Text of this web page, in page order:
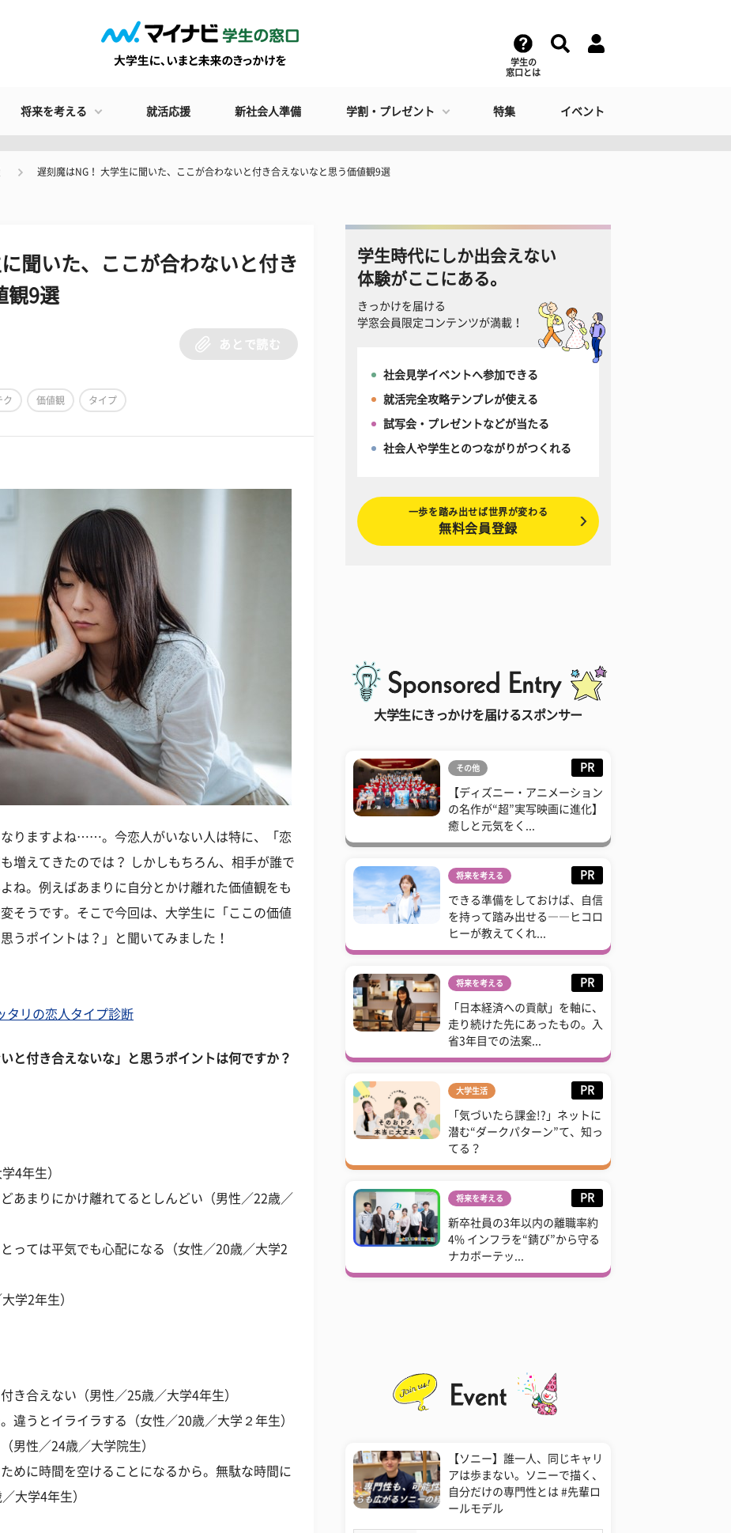
学生の
窓口とは
将来を考える 就活応援 新社会人準備 学割・プレゼント 特集 イベント
遅刻魔はNG！ 大学生に聞いた、ここが合わないと付き合えないなと思う価値観9選
聞いた、ここが合わないと付き
観9選
あとで読む
ク 価値観 タイプ
りますよね……。今恋人がいない人は特に、「恋
増えてきたのでは？ しかしもちろん、相手が誰で
ね。例えばあまりに自分とかけ離れた価値観をも
そうです。そこで今回は、大学生に「ここの価値
うポイントは？」と聞いてみました！
タリの恋人タイプ診断
と付き合えないな」と思うポイントは何ですか？
4年生）
あまりにかけ離れてるとしんどい（男性／22歳／
っては平気でも心配になる（女性／20歳／大学2
学2年生）
き合えない（男性／25歳／大学4年生）
違うとイライラする（女性／20歳／大学２年生）
男性／24歳／大学院生）
めに時間を空けることになるから。無駄な時間に
大学4年生）
学生時代にしか出会えない
体験がここにある。
きっかけを届ける
学窓会員限定コンテンツが満載！
社会見学イベントへ参加できる
就活完全攻略テンプレが使える
試写会・プレゼントなどが当たる
社会人や学生とのつながりがつくれる
一歩を踏み出せば世界が変わる
無料会員登録
大学生にきっかけを届けるスポンサー
その他 PR
【ディズニー・アニメーション
の名作が“超”実写映画に進化】
癒しと元気をく...
将来を考える PR
できる準備をしておけば、自信
を持って踏み出せる――ヒコロ
ヒーが教えてくれ...
将来を考える PR
「日本経済への貢献」を軸に、
走り続けた先にあったもの。入
省3年目での法案...
大学生活 PR
「気づいたら課金!?」ネットに
潜む“ダークパターン”て、知っ
てる？
将来を考える PR
新卒社員の3年以内の離職率約
4% インフラを“錆び”から守る
ナカボーテッ...
【ソニー】誰一人、同じキャリ
アは歩まない。ソニーで描く、
自分だけの専門性とは #先輩ロ
ールモデル